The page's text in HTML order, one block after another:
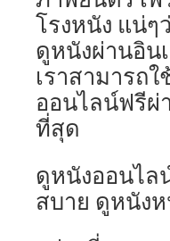
โรงหนัง แน่ๆ
ดูหนังผ่านอิน
เราสามารถ
ออนไลน์ฟรีผ่
ที่สุด
ดูหนังออนไล
สบาย ดูหนัง